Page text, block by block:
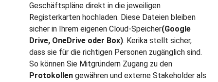
Geschäftspläne direkt in die jeweiligen
Registerkarten hochladen. Diese Dateien bleiben
sicher in Ihrem eigenen Cloud-Speicher(Google
Drive, OneDrive oder Box). Kerika stellt sicher,
dass sie für die richtigen Personen zugänglich sind.
So können Sie Mitgründern Zugang zu den
Protokollen gewähren und externe Stakeholder als